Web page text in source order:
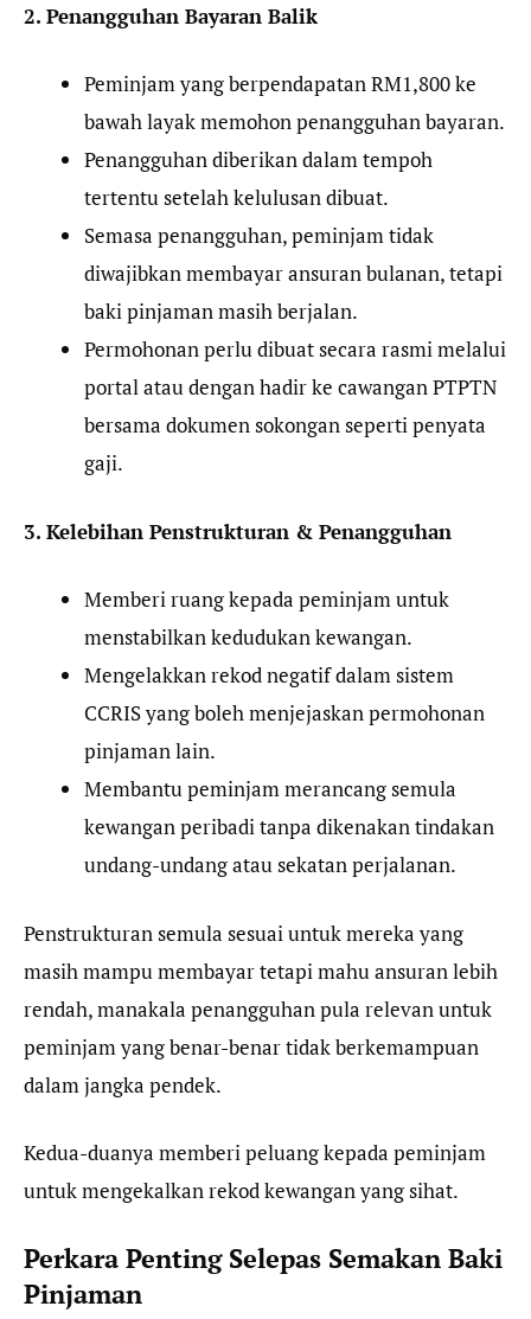
2. Penangguhan Bayaran Balik
Peminjam yang berpendapatan RM1,800 ke
bawah layak memohon penangguhan bayaran.
Penangguhan diberikan dalam tempoh
tertentu setelah kelulusan dibuat.
Semasa penangguhan, peminjam tidak
diwajibkan membayar ansuran bulanan, tetapi
baki pinjaman masih berjalan.
Permohonan perlu dibuat secara rasmi melalui
portal atau dengan hadir ke cawangan PTPTN
bersama dokumen sokongan seperti penyata
gaji.
3. Kelebihan Penstrukturan & Penangguhan
Memberi ruang kepada peminjam untuk
menstabilkan kedudukan kewangan.
Mengelakkan rekod negatif dalam sistem
CCRIS yang boleh menjejaskan permohonan
pinjaman lain.
Membantu peminjam merancang semula
kewangan peribadi tanpa dikenakan tindakan
undang-undang atau sekatan perjalanan.
Penstrukturan semula sesuai untuk mereka yang
masih mampu membayar tetapi mahu ansuran lebih
rendah, manakala penangguhan pula relevan untuk
peminjam yang benar-benar tidak berkemampuan
dalam jangka pendek.
Kedua-duanya memberi peluang kepada peminjam
untuk mengekalkan rekod kewangan yang sihat.
Perkara Penting Selepas Semakan Baki
Pinjaman